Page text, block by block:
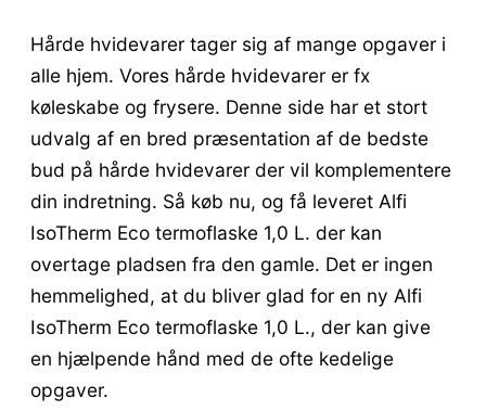
Hårde hvidevarer tager sig af mange opgaver i
alle hjem. Vores hårde hvidevarer er fx
køleskabe og frysere. Denne side har et stort
udvalg af en bred præsentation af de bedste
bud på hårde hvidevarer der vil komplementere
din indretning. Så køb nu, og få leveret Alfi
IsoTherm Eco termoflaske 1,0 L. der kan
overtage pladsen fra den gamle. Det er ingen
hemmelighed, at du bliver glad for en ny Alfi
IsoTherm Eco termoflaske 1,0 L., der kan give
en hjælpende hånd med de ofte kedelige
opgaver.